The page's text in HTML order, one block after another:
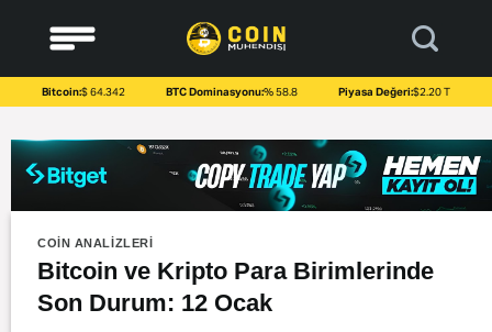
content
Bitcoin:$ 64.342 BTC Dominasyonu:% 58.8 Piyasa Değeri:$2.20 T
COIN ANALIZLERI
Bitcoin ve Kripto Para Birimlerinde
Son Durum: 12 Ocak